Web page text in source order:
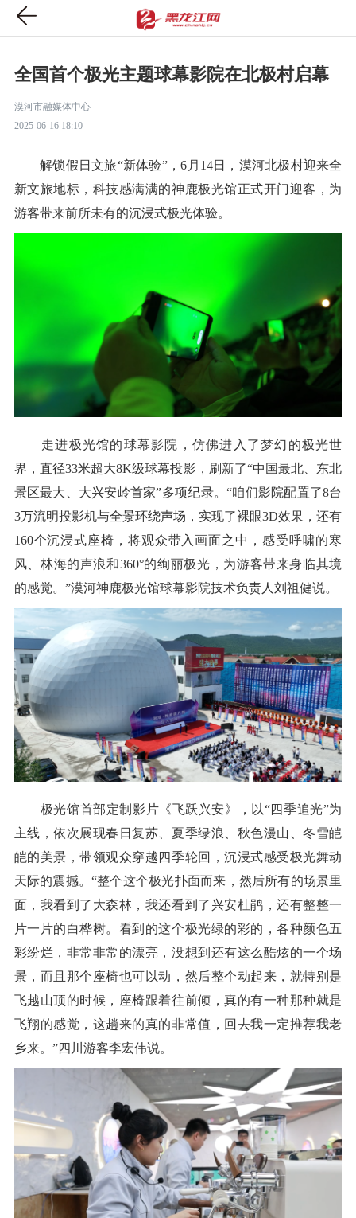
全国首个极光主题球幕影院在北极村启幕
漠河市融媒体中心
2025-06-16 18:10
解锁假日文旅“新体验”，6月14日，漠河北极村迎来全
新文旅地标，科技感满满的神鹿极光馆正式开门迎客，为
游客带来前所未有的沉浸式极光体验。
走进极光馆的球幕影院，仿佛进入了梦幻的极光世
界，直径33米超大8K级球幕投影，刷新了“中国最北、东北
景区最大、大兴安岭首家”多项纪录。“咱们影院配置了8台
3万流明投影机与全景环绕声场，实现了裸眼3D效果，还有
160个沉浸式座椅，将观众带入画面之中，感受呼啸的寒
风、林海的声浪和360°的绚丽极光，为游客带来身临其境
的感觉。”漠河神鹿极光馆球幕影院技术负责人刘祖健说。
极光馆首部定制影片《飞跃兴安》，以“四季追光”为
主线，依次展现春日复苏、夏季绿浪、秋色漫山、冬雪皑
皑的美景，带领观众穿越四季轮回，沉浸式感受极光舞动
天际的震撼。“整个这个极光扑面而来，然后所有的场景里
面，我看到了大森林，我还看到了兴安杜鹃，还有整整一
片一片的白桦树。看到的这个极光绿的彩的，各种颜色五
彩纷烂，非常非常的漂亮，没想到还有这么酷炫的一个场
景，而且那个座椅也可以动，然后整个动起来，就特别是
飞越山顶的时候，座椅跟着往前倾，真的有一种那种就是
飞翔的感觉，这趟来的真的非常值，回去我一定推荐我老
乡来。”四川游客李宏伟说。